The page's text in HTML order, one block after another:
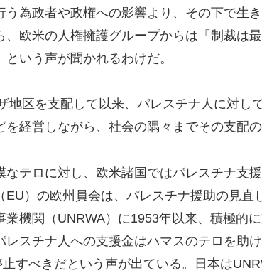
う為政者や政権への影響より、その下で生
、欧米の人権擁護グループからは「制裁は
いう声が聞かれるわけだ。
地区を支配して以来、パレスチナ人に対し
を経営しながら、社会の隅々までその支配
なテロに対し、欧米諸国ではパレスチナ支
EU）の欧州員会は、パレスチナ援助の見直
業機関（UNRWA）に1953年以来、積極的
スチナ人への支援金はハマスのテロを助け
すべきだという声が出ている。日本は